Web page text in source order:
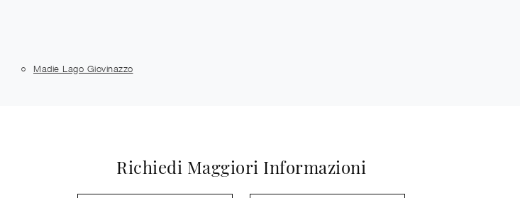
Madie Lago Giovinazzo
Richiedi Maggiori Informazioni